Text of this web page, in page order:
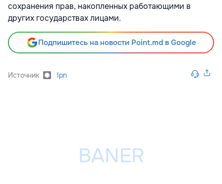
сохранения прав, накопленных работающими в
других государствах лицами.
Подпишитесь на новости Point.md в Google
Источник Ipn